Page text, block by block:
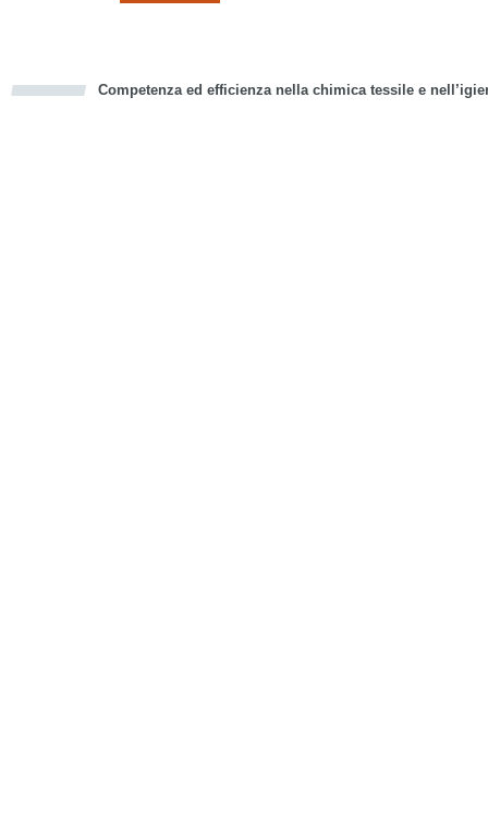
Competenza ed efficienza nella chimica tessile e